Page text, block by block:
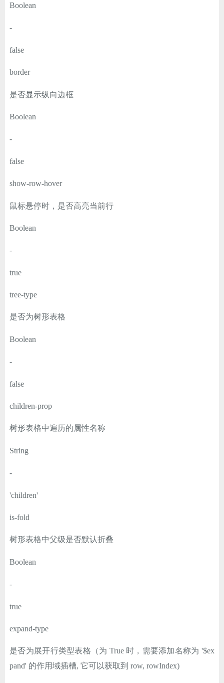
Boolean
-
false
border
是否显示纵向边框
Boolean
-
false
show-row-hover
鼠标悬停时，是否高亮当前行
Boolean
-
true
tree-type
是否为树形表格
Boolean
-
false
children-prop
树形表格中遍历的属性名称
String
-
'children'
is-fold
树形表格中父级是否默认折叠
Boolean
-
true
expand-type
是否为展开行类型表格（为 True 时，需要添加名称为 '$ex
pand' 的作用域插槽, 它可以获取到 row, rowIndex)